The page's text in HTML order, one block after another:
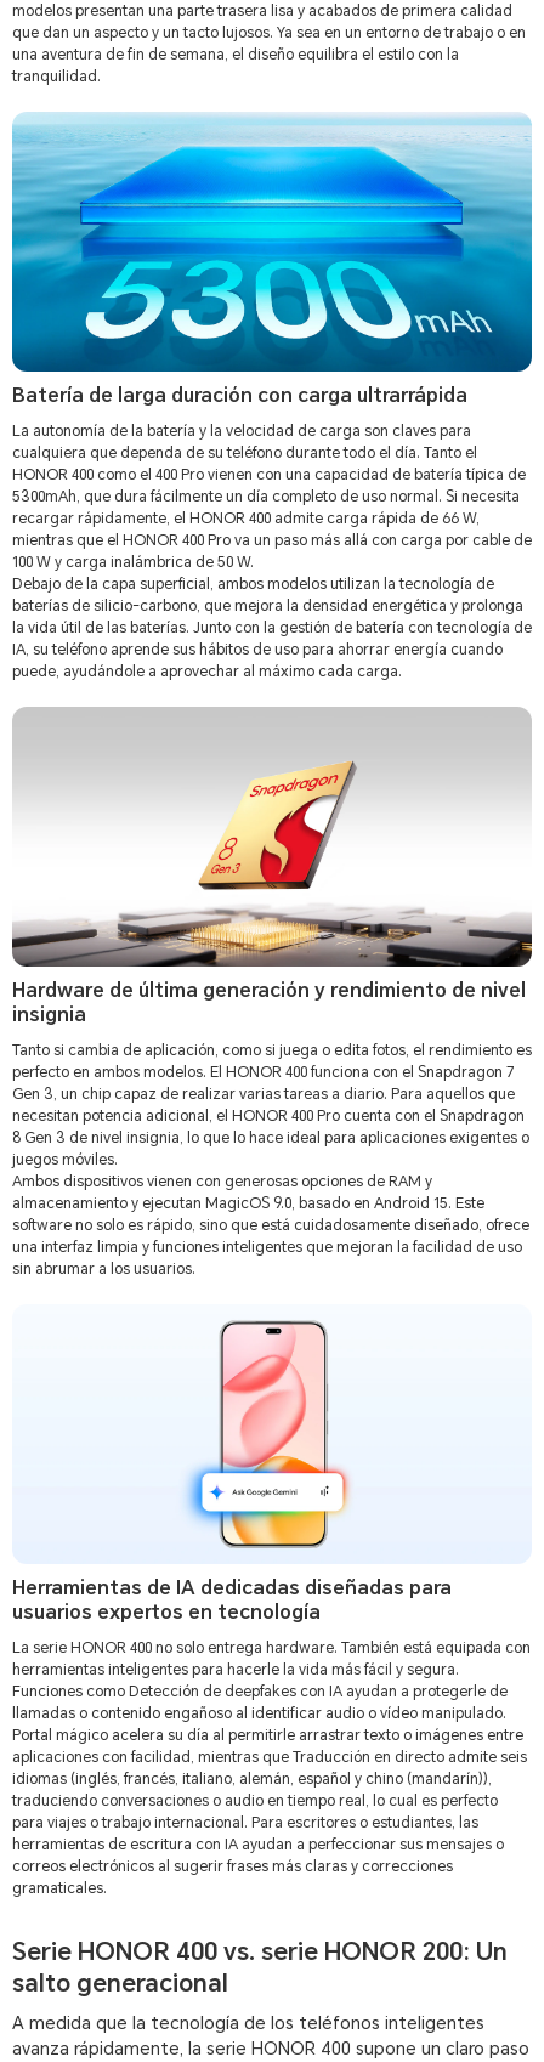
modelos presentan una parte trasera lisa y acabados de primera calidad
que dan un aspecto y un tacto lujosos. Ya sea en un entorno de trabajo o en
una aventura de fin de semana, el diseño equilibra el estilo con la
tranquilidad.
Batería de larga duración con carga ultrarrápida
La autonomía de la batería y la velocidad de carga son claves para
cualquiera que dependa de su teléfono durante todo el día. Tanto el
HONOR 400 como el 400 Pro vienen con una capacidad de batería típica de
5300mAh, que dura fácilmente un día completo de uso normal. Si necesita
recargar rápidamente, el HONOR 400 admite carga rápida de 66 W,
mientras que el HONOR 400 Pro va un paso más allá con carga por cable de
100 W y carga inalámbrica de 50 W.
Debajo de la capa superficial, ambos modelos utilizan la tecnología de
baterías de silicio-carbono, que mejora la densidad energética y prolonga
la vida útil de las baterías. Junto con la gestión de batería con tecnología de
IA, su teléfono aprende sus hábitos de uso para ahorrar energía cuando
puede, ayudándole a aprovechar al máximo cada carga.
Hardware de última generación y rendimiento de nivel
insignia
Tanto si cambia de aplicación, como si juega o edita fotos, el rendimiento es
perfecto en ambos modelos. El HONOR 400 funciona con el Snapdragon 7
Gen 3, un chip capaz de realizar varias tareas a diario. Para aquellos que
necesitan potencia adicional, el HONOR 400 Pro cuenta con el Snapdragon
8 Gen 3 de nivel insignia, lo que lo hace ideal para aplicaciones exigentes o
juegos móviles.
Ambos dispositivos vienen con generosas opciones de RAM y
almacenamiento y ejecutan MagicOS 9.0, basado en Android 15. Este
software no solo es rápido, sino que está cuidadosamente diseñado, ofrece
una interfaz limpia y funciones inteligentes que mejoran la facilidad de uso
sin abrumar a los usuarios.
Herramientas de IA dedicadas diseñadas para
usuarios expertos en tecnología
La serie HONOR 400 no solo entrega hardware. También está equipada con
herramientas inteligentes para hacerle la vida más fácil y segura.
Funciones como Detección de deepfakes con IA ayudan a protegerle de
llamadas o contenido engañoso al identificar audio o vídeo manipulado.
Portal mágico acelera su día al permitirle arrastrar texto o imágenes entre
aplicaciones con facilidad, mientras que Traducción en directo admite seis
idiomas (inglés, francés, italiano, alemán, español y chino (mandarín)),
traduciendo conversaciones o audio en tiempo real, lo cual es perfecto
para viajes o trabajo internacional. Para escritores o estudiantes, las
herramientas de escritura con IA ayudan a perfeccionar sus mensajes o
correos electrónicos al sugerir frases más claras y correcciones
gramaticales.
Serie HONOR 400 vs. serie HONOR 200: Un
salto generacional
A medida que la tecnología de los teléfonos inteligentes
avanza rápidamente, la serie HONOR 400 supone un claro paso